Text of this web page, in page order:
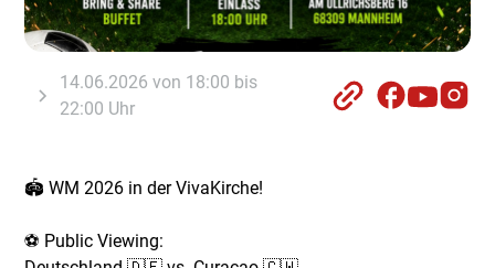
14.06.2026 von 18:00 bis
22:00 Uhr
🏟️ WM 2026 in der VivaKirche!
⚽ Public Viewing: